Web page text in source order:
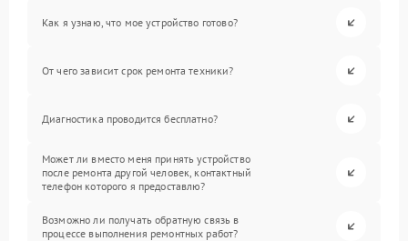
Как я узнаю, что мое устройство готово?
От чего зависит срок ремонта техники?
Диагностика проводится бесплатно?
Может ли вместо меня принять устройство
после ремонта другой человек, контактный
телефон которого я предоставлю?
Возможно ли получать обратную связь в
процессе выполнения ремонтных работ?